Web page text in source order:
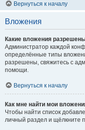
Вернуться к началу
Вложения
Какие вложения
Администратор каждой
определённые типы
разрешены, свяжитесь с
помощи.
Вернуться к началу
Как мне найти мои
Чтобы найти список
личный раздел и щёлкните